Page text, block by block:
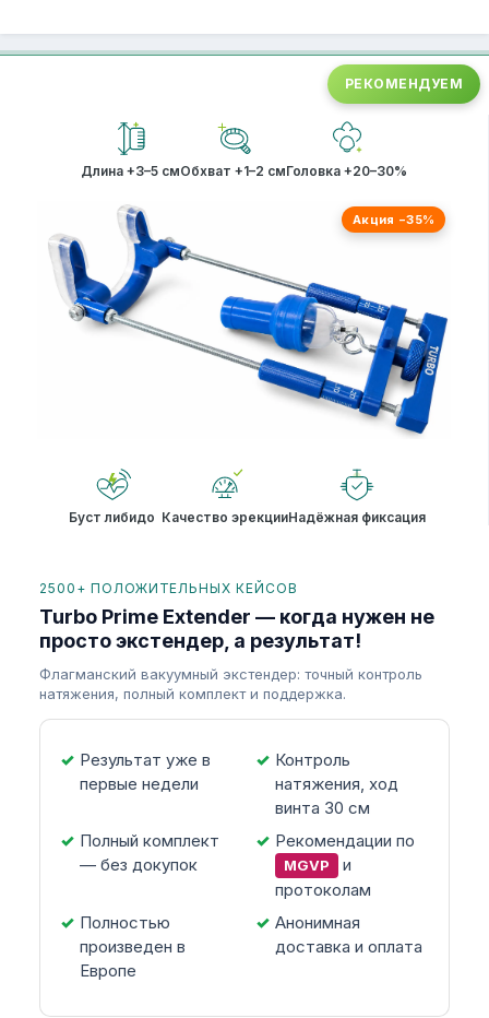
РЕКОМЕНДУЕМ
Длина +3–5 смОбхват +1–2 смГоловка +20–30%
Акция −35%
Буст либидо Качество эрекцииНадёжная фиксация
2500+ ПОЛОЖИТЕЛЬНЫХ КЕЙСОВ
Turbo Prime Extender — когда нужен не
просто экстендер, а результат!
Флагманский вакуумный экстендер: точный контроль
натяжения, полный комплект и поддержка.
Результат уже в
первые недели
Контроль
натяжения, ход
винта 30 см
Полный комплект
— без докупок
Рекомендации по
MGVP
и
протоколам
Полностью
произведен в
Европе
Анонимная
доставка и оплата